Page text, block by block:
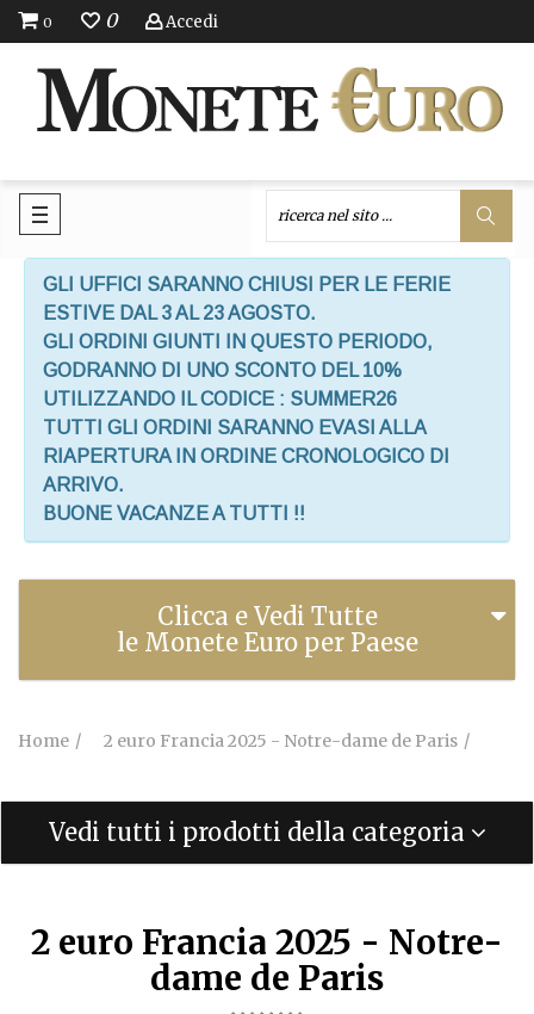
0 0 Accedi
GLI UFFICI SARANNO CHIUSI PER LE FERIE
ESTIVE DAL 3 AL 23 AGOSTO.
GLI ORDINI GIUNTI IN QUESTO PERIODO,
GODRANNO DI UNO SCONTO DEL 10%
UTILIZZANDO IL CODICE : SUMMER26
TUTTI GLI ORDINI SARANNO EVASI ALLA
RIAPERTURA IN ORDINE CRONOLOGICO DI
ARRIVO.
BUONE VACANZE A TUTTI !!
Clicca e Vedi Tutte
le Monete Euro per Paese
Home 2 euro Francia 2025 - Notre-dame de Paris
Vedi tutti i prodotti della categoria
2 euro Francia 2025 - Notre-
dame de Paris